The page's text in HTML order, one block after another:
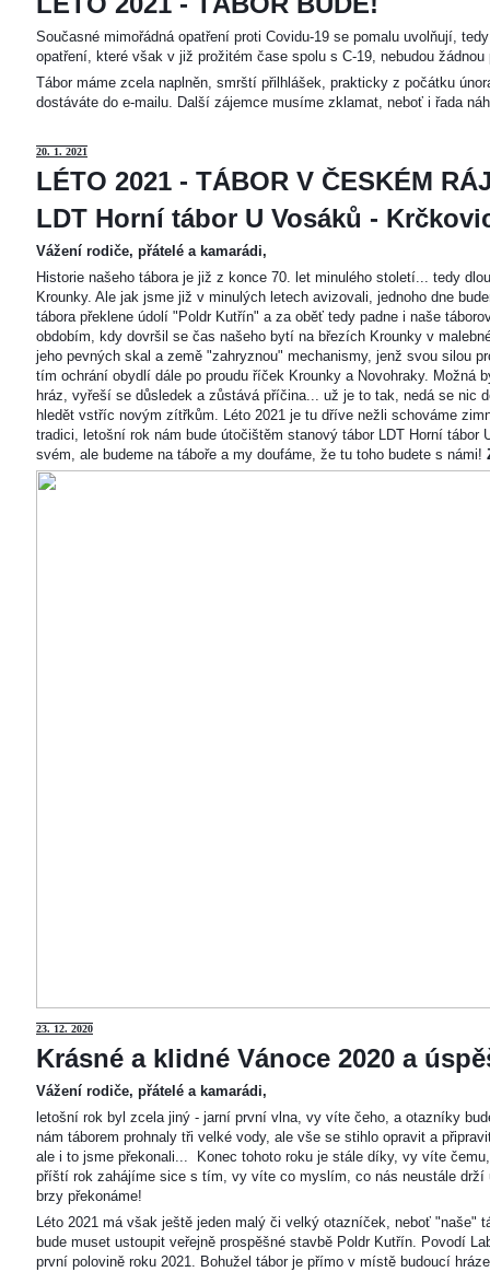
Současné mimořádná opatření proti Covidu-19 se pomalu uvolňují,
opatření, které však v již prožitém čase spolu s C-19, nebudou žádnou
Tábor máme zcela naplněn, smrští přilhlášek, prakticky z počátku
dostáváte do e-mailu. Další zájemce musíme zklamat, neboť i řada
20. 1. 2021
LÉTO 2021 - TÁBOR V ČESKÉM
LDT Horní tábor U Vosáků -
Vážení rodiče, přátelé a kamarádi,
Historie našeho tábora je již z konce 70. let minulého století... tedy
Krounky. Ale jak jsme již v minulých letech avizovali, jednoho dne
tábora překlene údolí "Poldr Kutřín" a za oběť tedy padne i naše
obdobím, kdy dovršil se čas našeho bytí na březích Krounky v
jeho pevných skal a země "zahryznou" mechanismy, jenž svou silou
tím ochrání obydlí dále po proudu říček Krounky a Novohraky. Možná
hráz, vyřeší se důsledek a zůstává příčina... už je to tak, nedá se nic
hledět vstříc novým zítřkům. Léto 2021 je tu dříve nežli schováme
tradici, letošní rok nám bude útočištěm stanový tábor LDT Horní tábor
svém, ale budeme na táboře a my doufáme, že tu toho budete s námi!
23. 12. 2020
Krásné a klidné Vánoce 2020 a
Vážení rodiče, přátelé a kamarádi,
letošní rok byl zcela jiný - jarní první vlna, vy víte čeho, a otazníky
nám táborem prohnaly tři velké vody, ale vše se stihlo opravit a
ale i to jsme překonali... Konec tohoto roku je stále díky, vy víte
příští rok zahájíme sice s tím, vy víte co myslím, co nás neustále
brzy překonáme!
Léto 2021 má však ještě jeden malý či velký otazníček, neboť "naše"
bude muset ustoupit veřejně prospěšné stavbě Poldr Kutřín. Povodí
první polovině roku 2021. Bohužel tábor je přímo v místě budoucí